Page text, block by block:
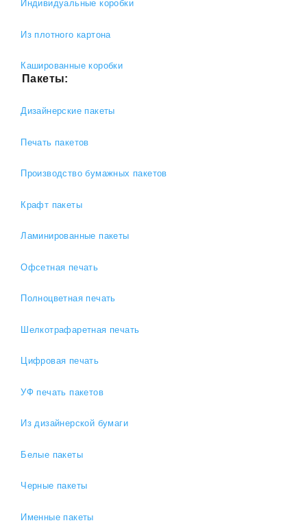
Индивидуальные коробки
Из плотного картона
Кашированные коробки
Пакеты:
Дизайнерские пакеты
Печать пакетов
Производство бумажных пакетов
Крафт пакеты
Ламинированные пакеты
Офсетная печать
Полноцветная печать
Шелкотрафаретная печать
Цифровая печать
УФ печать пакетов
Из дизайнерской бумаги
Белые пакеты
Черные пакеты
Именные пакеты